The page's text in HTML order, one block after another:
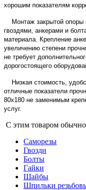
хорошим показателям
Монтаж закрытой опоры
гвоздями, анкерами и
материала. Крепление
увеличению степени
не требует
дорогостоящего
Низкая стоимость,
отличные показатели
80х180 не заменимым
услуг.
С этим товаром
Саморезы
Гвозди
Болты
Гайки
Шайбы
Шпильки